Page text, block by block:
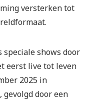
versterken tot
speciale shows door
eerst live tot leven
2025 in
gevolgd door een